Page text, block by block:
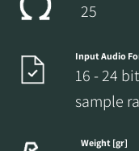
25
Input Audio
16 - 24
sample
Weight [gr]